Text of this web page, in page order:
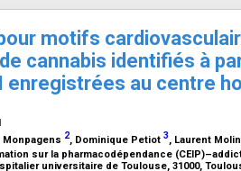
motifs
cannabis identifiés à
enregistrées au centre
Monpagens 2, Dominique Petiot 3, Laurent
sur la pharmacodépendance
universitaire de Toulouse, 31000,